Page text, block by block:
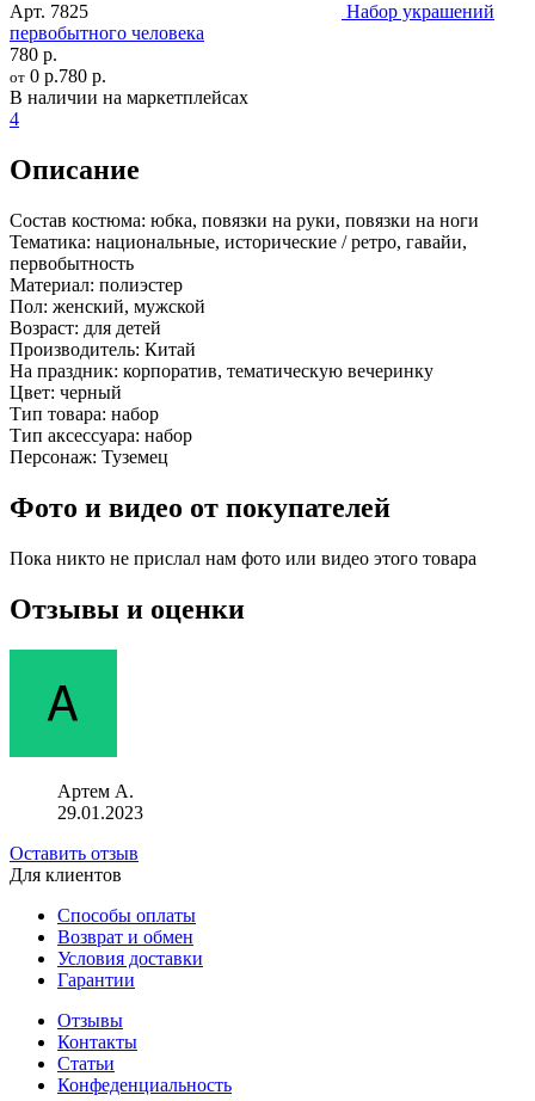
Арт. 7825
Набор украшений
первобытного человека
780 р.
от 0 р.780 р.
В наличии на маркетплейсах
4
Описание
Состав костюма: юбка, повязки на руки, повязки на ноги
Тематика: национальные, исторические / ретро, гавайи,
первобытность
Материал: полиэстер
Пол: женский, мужской
Возраст: для детей
Производитель: Китай
На праздник: корпоратив, тематическую вечеринку
Цвет: черный
Тип товара: набор
Тип аксессуара: набор
Персонаж: Туземец
Фото и видео от покупателей
Пока никто не прислал нам фото или видео этого товара
Отзывы и оценки
Артем А.
29.01.2023
Оставить отзыв
Для клиентов
Способы оплаты
Возврат и обмен
Условия доставки
Гарантии
Отзывы
Контакты
Статьи
Конфеденциальность